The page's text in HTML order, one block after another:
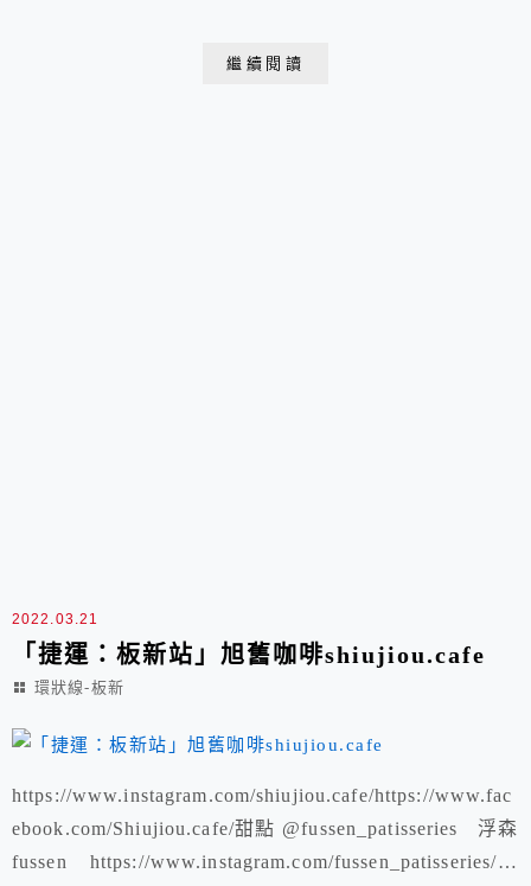
繼續閱讀
2022.03.21
「捷運：板新站」旭舊咖啡shiujiou.cafe
環狀線-板新
https://www.instagram.com/shiujiou.cafe/https://www.fac
ebook.com/Shiujiou.cafe/甜點 @fussen_patisseries 浮森
fussen https://www.instagram.com/fussen_patisseries/植